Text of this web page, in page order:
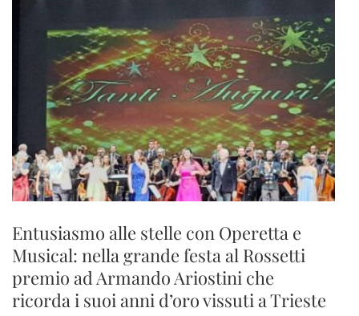
Entusiasmo alle stelle con Operetta e
Musical: nella grande festa al Rossetti
premio ad Armando Ariostini che
ricorda i suoi anni d’oro vissuti a Trieste